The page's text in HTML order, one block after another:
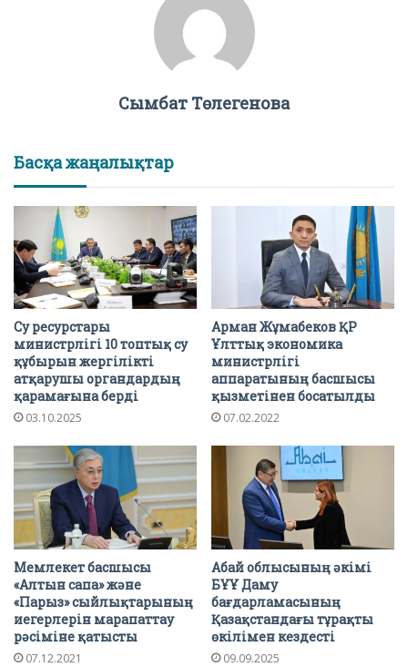
Сымбат Төлегенова
Басқа жаңалықтар
Су ресурстары
министрлігі 10 топтық су
құбырын жергілікті
атқарушы органдардың
қарамағына берді
03.10.2025
Арман Жұмабеков ҚР
Ұлттық экономика
министрлігі
аппаратының басшысы
қызметінен босатылды
07.02.2022
Мемлекет басшысы
«Алтын сапа» және
«Парыз» сыйлықтарының
иегерлерін марапаттау
рәсіміне қатысты
07.12.2021
Абай облысының әкімі
БҰҰ Даму
бағдарламасының
Қазақстандағы тұрақты
өкілімен кездесті
09.09.2025